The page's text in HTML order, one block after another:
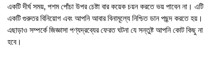
একটি দীর্ঘ সময়, পশম পোঁচা উপর চেষ্টা বার কয়েক চয়ন করতে ভয় পাবেন না। এটি
একটি গুরুতর বিনিয়োগ এবং আপনি আবার বিনামূল্যে নিশ্চিত ডান পছন্দ করতে হয়।
এছাড়াও সম্পর্কে জিজ্ঞাসা পণ্যদ্রব্যের ফেরত ঘটনা যে সন্তুষ্ট আপনি কোট কিছু না
হবে।